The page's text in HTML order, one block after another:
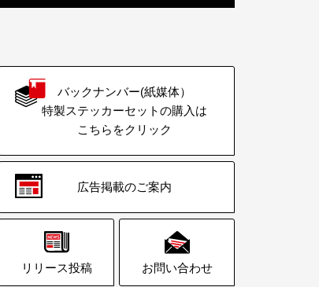
バックナンバー(紙媒体）
特製ステッカーセットの購入は
こちらをクリック
広告掲載のご案内
リリース投稿 お問い合わせ